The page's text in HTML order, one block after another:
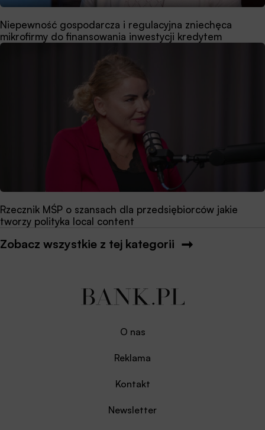
Niepewność gospodarcza i regulacyjna zniechęca
mikrofirmy do finansowania inwestycji kredytem
Rzecznik MŚP o szansach dla przedsiębiorców jakie
tworzy polityka local content
Zobacz wszystkie z tej kategorii
O nas
Reklama
Kontakt
Newsletter